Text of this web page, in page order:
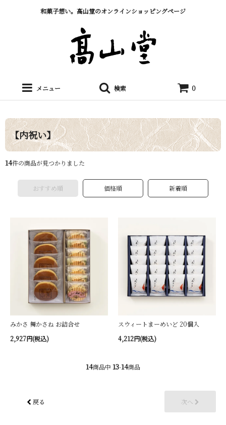
和菓子想い。髙山堂のオンラインショッピングページ
メニュー 検索 0
【内祝い】
14件の商品が見つかりました
おすすめ順 価格順 新着順
みかさ 舞かさね お詰合せ
2,927円(税込)
スウィートまーめいど 20個入
4,212円(税込)
14商品中 13-14商品
戻る 次へ